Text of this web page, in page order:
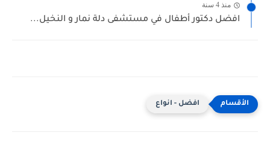
منذ 4 سنة
افضل دكتور أطفال في مستشفى دلة نمار و النخيل...
افضل - انواع